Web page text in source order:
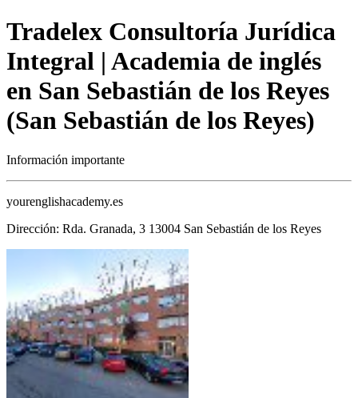
Tradelex Consultoría Jurídica
Integral | Academia de inglés
en San Sebastián de los Reyes
(San Sebastián de los Reyes)
Información importante
yourenglishacademy.es
Dirección: Rda. Granada, 3 13004 San Sebastián de los Reyes